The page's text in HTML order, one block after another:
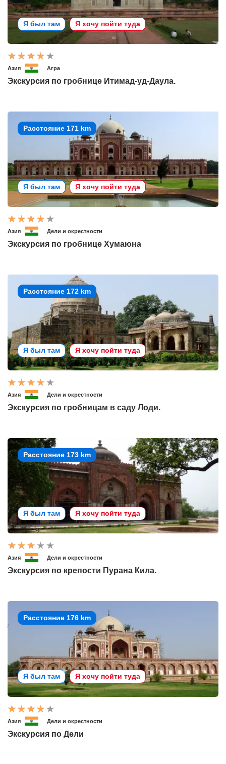
Я был там Я хочу пойти туда
Азия Агра
Экскурсия по гробнице Итимад-уд-Даула.
Расстояние 171 km
Я был там Я хочу пойти туда
Азия Дели и окрестности
Экскурсия по гробнице Хумаюна
Расстояние 172 km
Я был там Я хочу пойти туда
Азия Дели и окрестности
Экскурсия по гробницам в саду Лоди.
Расстояние 173 km
Я был там Я хочу пойти туда
Азия Дели и окрестности
Экскурсия по крепости Пурана Кила.
Расстояние 176 km
Я был там Я хочу пойти туда
Азия Дели и окрестности
Экскурсия по Дели